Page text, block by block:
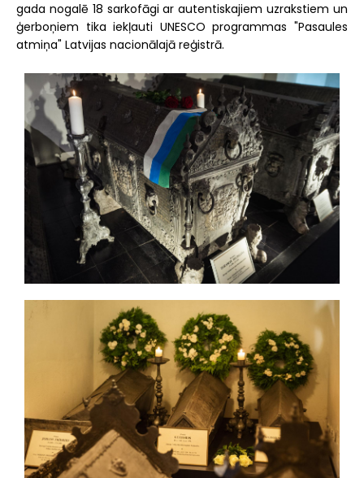
gada nogalē 18 sarkofāgi ar autentiskajiem uzrakstiem un
ģerboņiem tika iekļauti UNESCO programmas "Pasaules
atmiņa" Latvijas nacionālajā reģistrā.